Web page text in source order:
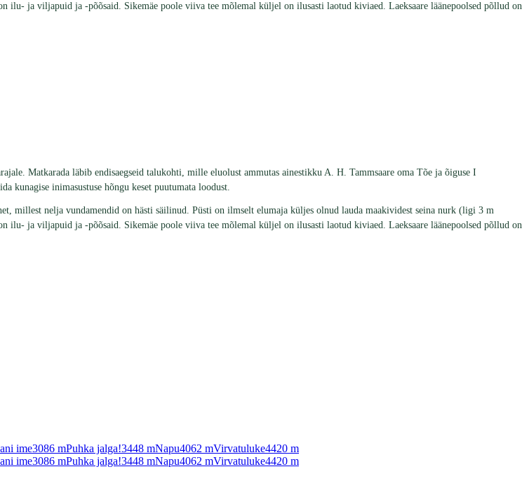
ilu- ja viljapuid ja -põõsaid. Sikemäe poole viiva tee mõlemal küljel on ilusasti laotud kiviaed. Laeksaare läänepoolsed põllud on
Matkarada läbib endisaegseid talukohti, mille eluolust ammutas ainestikku A. H. Tammsaare oma Tõe ja õiguse I
kunagise inimasustuse hõngu keset puutumata loodust.
millest nelja vundamendid on hästi säilinud. Püsti on ilmselt elumaja küljes olnud lauda maakividest seina nurk (ligi 3 m
ilu- ja viljapuid ja -põõsaid. Sikemäe poole viiva tee mõlemal küljel on ilusasti laotud kiviaed. Laeksaare läänepoolsed põllud on
ime3086 mPuhka jalga!3448 mNapu4062 mVirvatuluke4420 m
ime3086 mPuhka jalga!3448 mNapu4062 mVirvatuluke4420 m